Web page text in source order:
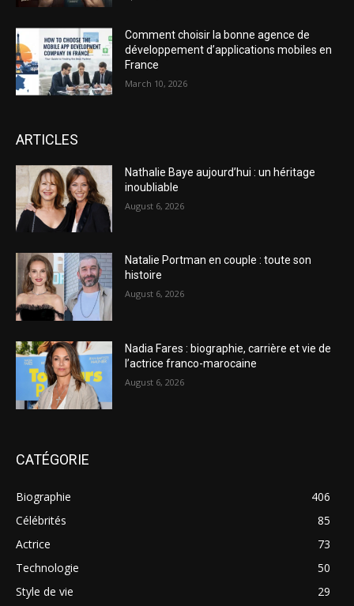
Comment choisir la bonne agence de
développement d’applications mobiles en
France
March 10, 2026
ARTICLES
Nathalie Baye aujourd’hui : un héritage
inoubliable
August 6, 2026
Natalie Portman en couple : toute son
histoire
August 6, 2026
Nadia Fares : biographie, carrière et vie de
l’actrice franco-marocaine
August 6, 2026
CATÉGORIE
Biographie
406
Célébrités
85
Actrice
73
Technologie
50
Style de vie
29